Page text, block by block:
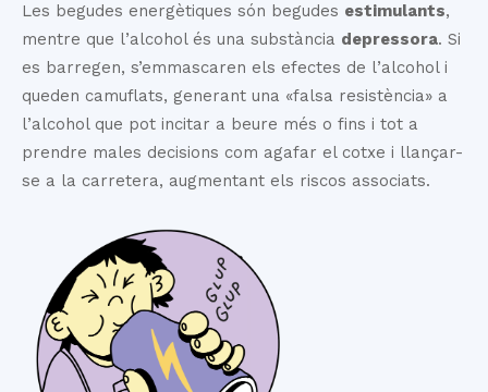
Les begudes energètiques són begudes estimulants,
mentre que l’alcohol és una substància depressora. Si
es barregen, s’emmascaren els efectes de l’alcohol i
queden camuflats, generant una «falsa resistència» a
l’alcohol que pot incitar a beure més o fins i tot a
prendre males decisions com agafar el cotxe i llançar-
se a la carretera, augmentant els riscos associats.